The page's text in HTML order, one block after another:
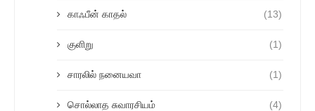
காஃபீன் காதல் (13)
குளிறு (1)
சாரலில் நனையவா (1)
சொல்லாத சுவாரசியம் (4)